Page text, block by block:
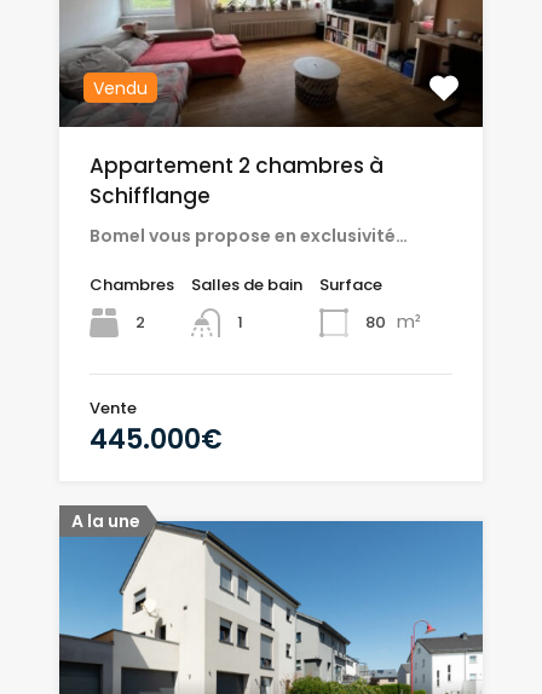
Vendu
Appartement 2 chambres à
Schifflange
Bomel vous propose en exclusivité…
Chambres
2
Salles de bain
1
Surface
80 m²
Vente
445.000€
A la une